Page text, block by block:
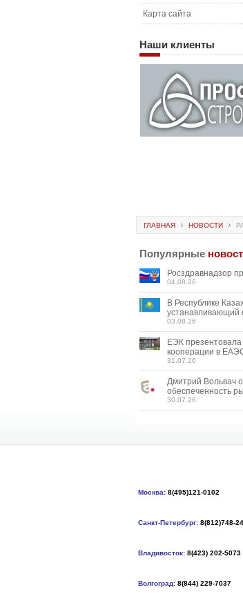
Карта сайта
Наши клиенты
ГЛАВНАЯ НОВОСТИ
Популярные
Росздравнадзор
04.08.26
В Республике
устанавливающий
03.08.26
ЕЭК
кооперации в
31.07.26
Дмитрий Вольвач
обеспеченность
30.07.26
Москва: 8(495)121-0102
Санкт-Петербург: 8(812)748-
Владивосток: 8(423) 202-5073
Волгоград: 8(844) 229-7037